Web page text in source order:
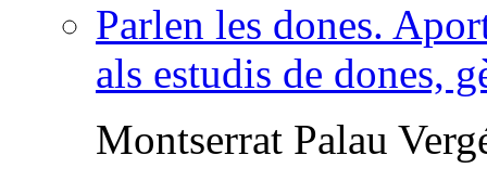
Parlen les dones.
als estudis de dones,
Montserrat Palau